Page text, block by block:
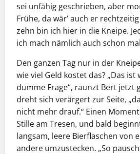
sei unfähig geschrieben, aber
Frühe, da wär’ auch er
zehn bin ich hier in die Kneipe.
ich mach nämlich auch schon
Den ganzen Tag nur in der
wie viel Geld kostet das? „Das ist
dumme Frage“, raunzt Bert jetzt
dreht sich verärgert zur Seite,
nicht mehr drauf.“ Einen
Stille am Tresen, und bald
langsam, leere Bierflaschen von
andere umzustecken. „So